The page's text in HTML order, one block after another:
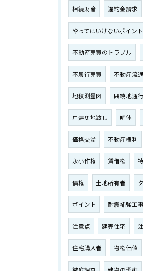
相続財産 違約金請求
やってはいけないポイント
不動産売買のトラブル
不履行売買 不動産流通
地積測量図 囲繞地通
戸建更地渡し 解体
価格交渉 不動産権利
永小作権 賃借権
債権 土地所有者
ポイント 耐震補強工事
注意点 建売住宅
住宅購入者 物権価値